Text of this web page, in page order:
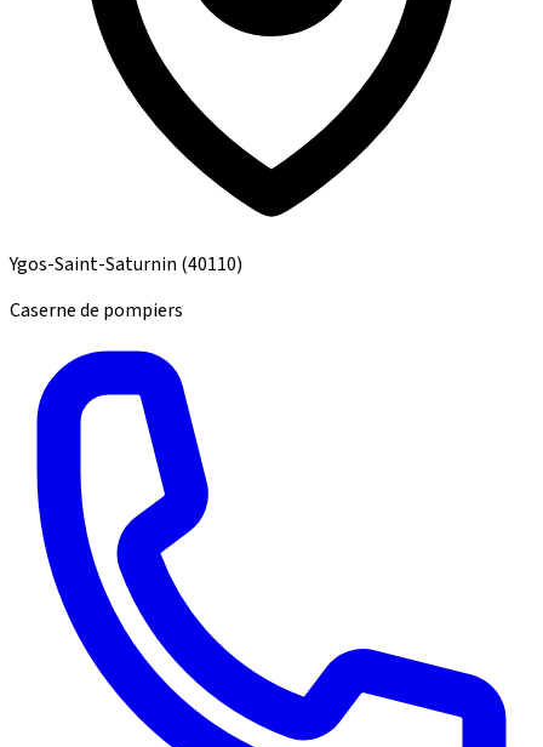
Ygos-Saint-Saturnin (40110)
Caserne de pompiers